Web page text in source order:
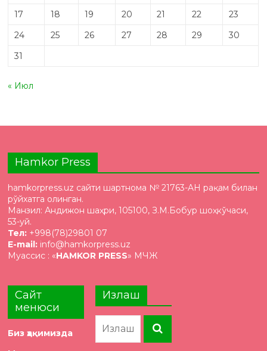
17
18 19 20 21 22
23
24
25 26 27 28 29
30
31
« Июл
Hamkor Press
hamkorpress.uz сайти шартнома № 21763-AH рақам билан
рўйхатга олинган.
Манзил: Андижон шаҳри, 105100, З.М.Бобур шоҳкўчаси,
53-уй.
Тел: +998(78)29801 07
E-mail: info@hamkorpress.uz
Муассис : «HAMKOR PRESS» МЧЖ
Сайт
менюси
Биз ҳақимизда
Излаш